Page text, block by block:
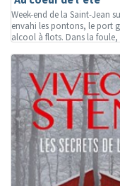
Week-end de la Saint-Jean
envahi les pontons, le port
alcool à flots. Dans la foule,